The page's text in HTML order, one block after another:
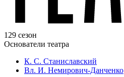
129 сезон
Основатели театра
К. С. Станиславский
Вл. И. Немирович-Данченко